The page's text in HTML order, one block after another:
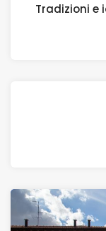
Tradizioni e